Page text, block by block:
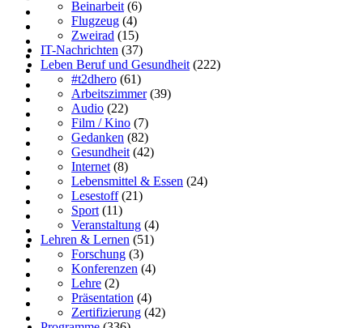
Beinarbeit (6)
Flugzeug (4)
Zweirad (15)
IT-Nachrichten (37)
Leben Beruf und Gesundheit (222)
#t2dhero (61)
Arbeitszimmer(39)
Audio (22)
Film / Kino (7)
Gedanken (82)
Gesundheit (42)
Internet (8)
Lebensmittel & Essen (24)
Lesestoff(21)
Sport (11)
Veranstaltung (4)
Lehren & Lernen (51)
Forschung (3)
Konferenzen (4)
Lehre (2)
Präsentation (4)
Zertifizierung (42)